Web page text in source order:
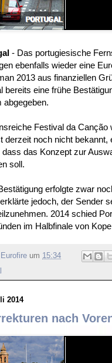
- Das portugiesische
ebenfalls wieder eine
2013 aus finanziellen
bereits eine frühe
abgegeben.
Festival da Canção
derzeit noch nicht bekannt,
das Konzept zur
soll.
erfolgte zwar
jedoch, der Sender
2014 schied
im Halbfinale von
Eurofire um 15:34
2014
nach